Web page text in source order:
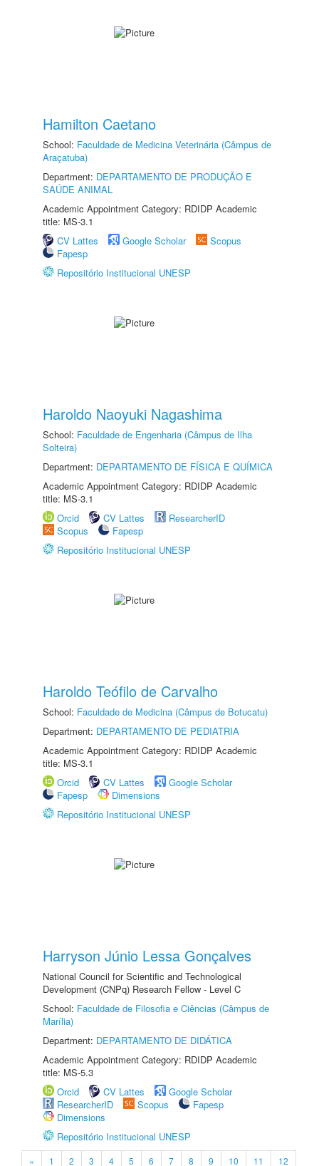
Hamilton Caetano
School: Faculdade de Medicina Veterinária (Câmpus de
Araçatuba)
Department: DEPARTAMENTO DE PRODUÇÃO E
SAÚDE ANIMAL
Academic Appointment Category: RDIDP Academic
title: MS-3.1
CV Lattes
Google Scholar
Scopus
Fapesp
Repositório Institucional UNESP
Haroldo Naoyuki Nagashima
School: Faculdade de Engenharia (Câmpus de Ilha
Solteira)
Department: DEPARTAMENTO DE FÍSICA E QUÍMICA
Academic Appointment Category: RDIDP Academic
title: MS-3.1
Orcid
CV Lattes
ResearcherID
Scopus
Fapesp
Repositório Institucional UNESP
Haroldo Teófilo de Carvalho
School: Faculdade de Medicina (Câmpus de Botucatu)
Department: DEPARTAMENTO DE PEDIATRIA
Academic Appointment Category: RDIDP Academic
title: MS-3.1
Orcid
CV Lattes
Google Scholar
Fapesp
Dimensions
Repositório Institucional UNESP
Harryson Júnio Lessa Gonçalves
National Council for Scientific and Technological
Development (CNPq) Research Fellow - Level C
School: Faculdade de Filosofia e Ciências (Câmpus de
Marília)
Department: DEPARTAMENTO DE DIDÁTICA
Academic Appointment Category: RDIDP Academic
title: MS-5.3
Orcid
CV Lattes
Google Scholar
ResearcherID
Scopus
Fapesp
Dimensions
Repositório Institucional UNESP
« 1 2 3 4 5 6 7 8 9 10 11
12